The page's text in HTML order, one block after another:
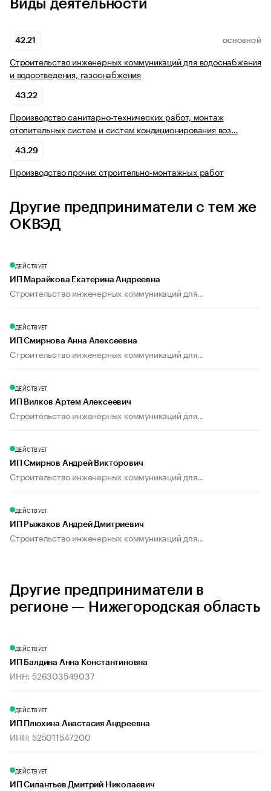
Виды деятельности
42.21 ОСНОВНОЙ
Строительство инженерных коммуникаций для водоснабжения
и водоотведения, газоснабжения
43.22
Производство санитарно-технических работ, монтаж
отопительных систем и систем кондиционирования воз…
43.29
Производство прочих строительно-монтажных работ
Другие предприниматели с тем же
ОКВЭД
ДЕЙСТВУЕТ
ИП Марайкова Екатерина Андреевна
Строительство инженерных коммуникаций для...
ДЕЙСТВУЕТ
ИП Смирнова Анна Алексеевна
Строительство инженерных коммуникаций для...
ДЕЙСТВУЕТ
ИП Вилков Артем Алексеевич
Строительство инженерных коммуникаций для...
ДЕЙСТВУЕТ
ИП Смирнов Андрей Викторович
Строительство инженерных коммуникаций для...
ДЕЙСТВУЕТ
ИП Рыжаков Андрей Дмитриевич
Строительство инженерных коммуникаций для...
Другие предприниматели в
регионе — Нижегородская область
ДЕЙСТВУЕТ
ИП Балдина Анна Константиновна
ИНН: 526303549037
ДЕЙСТВУЕТ
ИП Плюхина Анастасия Андреевна
ИНН: 525011547200
ДЕЙСТВУЕТ
ИП Силантьев Дмитрий Николаевич